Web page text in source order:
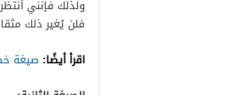
ولذلك فإنني
فلن يُغير ذلك
اقرأ أيضًا: صيغة